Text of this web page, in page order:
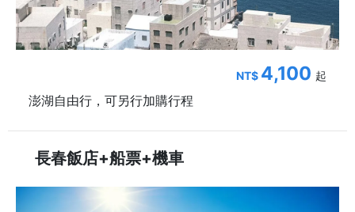
NT$ 4,100 起
澎湖自由行，可另行加購行程
長春飯店+船票+機車